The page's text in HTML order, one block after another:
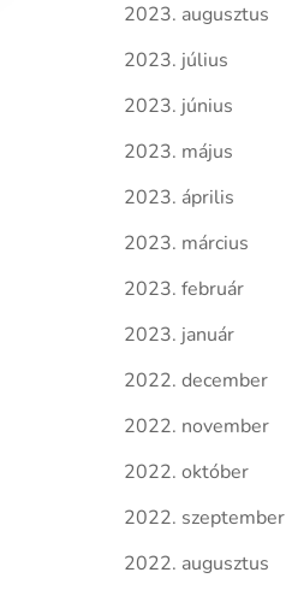
2023. augusztus
2023. július
2023. június
2023. május
2023. április
2023. március
2023. február
2023. január
2022. december
2022. november
2022. október
2022. szeptember
2022. augusztus